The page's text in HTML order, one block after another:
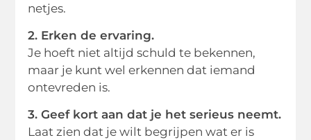
netjes.
2. Erken de ervaring.
Je hoeft niet altijd schuld te bekennen,
maar je kunt wel erkennen dat iemand
ontevreden is.
3. Geef kort aan dat je het serieus neemt.
Laat zien dat je wilt begrijpen wat er is